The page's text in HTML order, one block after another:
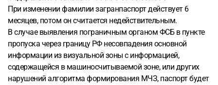
При изменении фамилии загранпаспорт действует 6
месяцев, потом он считается недействительным.
В случае выявления пограничным органом ФСБ в пункте
пропуска через границу РФ несовпадения основной
информации из визуальной зоны с информацией,
содержащейся в машиносчитываемой зоне, или других
нарушений алгоритма формирования МЧЗ, паспорт будет